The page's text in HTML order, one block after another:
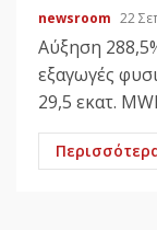
newsroom 22
Αύξηση
εξαγωγές
29,5 εκατ.